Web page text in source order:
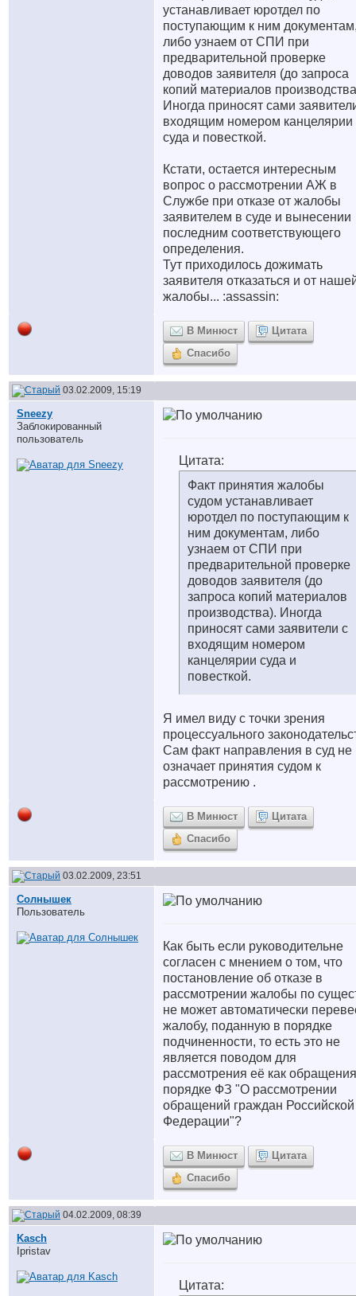
устанавливает юротдел по
поступающим к ним
либо узнаем от СПИ при
предварительной проверке
доводов заявителя (до запроса
копий материалов
Иногда приносят сами
входящим номером канцелярии
суда и повесткой.
Кстати, остается интересным
вопрос о рассмотрении АЖ в
Службе при отказе от жалобы
заявителем в суде и вынесении
последним соответствующего
определения.
Тут приходилось дожимать
заявителя отказаться и от
жалобы... :assassin:
В Минюст
Цитата
Спасибо
03.02.2009, 15:19
Sneezy
Заблокированный
пользователь
Цитата:
Факт принятия жалобы
судом устанавливает
юротдел по поступающим к
ним документам, либо
узнаем от СПИ при
предварительной проверке
доводов заявителя (до
запроса копий материалов
производства). Иногда
приносят сами заявители с
входящим номером
канцелярии суда и
повесткой.
Я имел виду с точки зрения
процессуального
Сам факт направления в суд не
означает принятия судом к
рассмотрению .
В Минюст
Цитата
Спасибо
03.02.2009, 23:51
Солнышек
Пользователь
Как быть если руководительне
согласен с мнением о том, что
постановление об отказе в
рассмотрении жалобы по
не может автоматически
жалобу, поданную в порядке
подчиненности, то есть это не
является поводом для
рассмотрения её как
порядке ФЗ "О рассмотрении
обращений граждан Российской
Федерации"?
В Минюст
Цитата
Спасибо
04.02.2009, 08:39
Kasch
Ipristav
Цитата: